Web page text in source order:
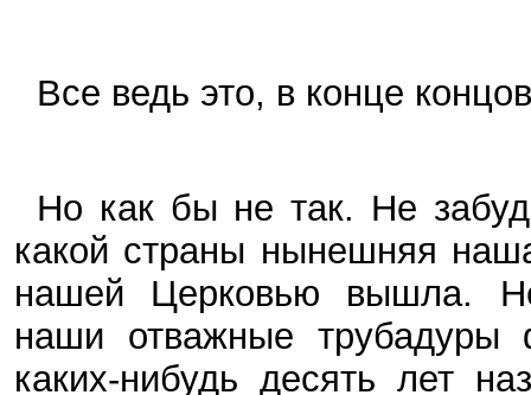
Все ведь это, в конце
Но как бы не так. Не
какой страны нынешняя
нашей Церковью вышла.
наши отважные трубадуры
каких-нибудь десять лет